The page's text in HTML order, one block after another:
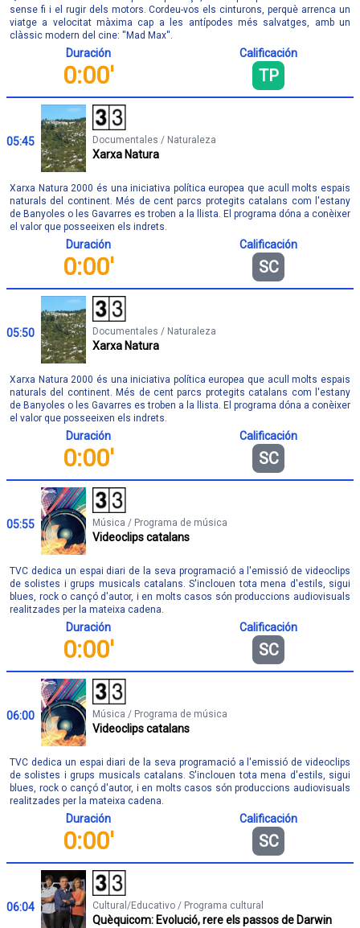
sense fi i el rugir dels motors. Cordeu-vos els cinturons, perquè arrenca un
viatge a velocitat màxima cap a les antípodes més salvatges, amb un
clàssic modern del cine: ''Mad Max''.
Duración
0:00'
Calificación
TP
05:45 Documentales / Naturaleza
Xarxa Natura
Xarxa Natura 2000 és una iniciativa política europea que acull molts espais
naturals del continent. Més de cent parcs protegits catalans com l'estany
de Banyoles o les Gavarres es troben a la llista. El programa dóna a conèixer
el valor que posseeixen els indrets.
Duración
0:00'
Calificación
SC
05:50 Documentales / Naturaleza
Xarxa Natura
Xarxa Natura 2000 és una iniciativa política europea que acull molts espais
naturals del continent. Més de cent parcs protegits catalans com l'estany
de Banyoles o les Gavarres es troben a la llista. El programa dóna a conèixer
el valor que posseeixen els indrets.
Duración
0:00'
Calificación
SC
05:55 Música / Programa de música
Videoclips catalans
TVC dedica un espai diari de la seva programació a l'emissió de videoclips
de solistes i grups musicals catalans. S'inclouen tota mena d'estils, sigui
blues, rock o cançó d'autor, i en molts casos són produccions audiovisuals
realitzades per la mateixa cadena.
Duración
0:00'
Calificación
SC
06:00 Música / Programa de música
Videoclips catalans
TVC dedica un espai diari de la seva programació a l'emissió de videoclips
de solistes i grups musicals catalans. S'inclouen tota mena d'estils, sigui
blues, rock o cançó d'autor, i en molts casos són produccions audiovisuals
realitzades per la mateixa cadena.
Duración
0:00'
Calificación
SC
06:04 Cultural/Educativo / Programa cultural
Quèquicom: Evolució, rere els passos de Darwin